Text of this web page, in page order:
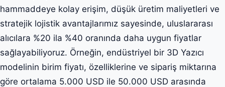
hammaddeye kolay erişim, düşük üretim maliyetleri ve
stratejik lojistik avantajlarımız sayesinde, uluslararası
alıcılara %20 ila %40 oranında daha uygun fiyatlar
sağlayabiliyoruz. Örneğin, endüstriyel bir 3D Yazıcı
modelinin birim fiyatı, özelliklerine ve sipariş miktarına
göre ortalama 5.000 USD ile 50.000 USD arasında